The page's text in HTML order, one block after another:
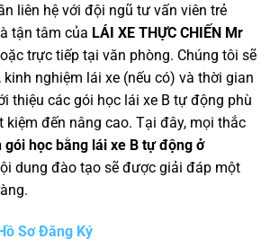
liên hệ với đội ngũ tư vấn viên trẻ
tận tâm của LÁI XE THỰC CHIẾN Mr
trực tiếp tại văn phòng. Chúng tôi sẽ
kinh nghiệm lái xe (nếu có) và thời gian
thiệu các gói học lái xe B tự động phù
kiệm đến nâng cao. Tại đây, mọi thắc
gói học bằng lái xe B tự động ở
dung đào tạo sẽ được giải đáp một
Sơ Đăng Ký